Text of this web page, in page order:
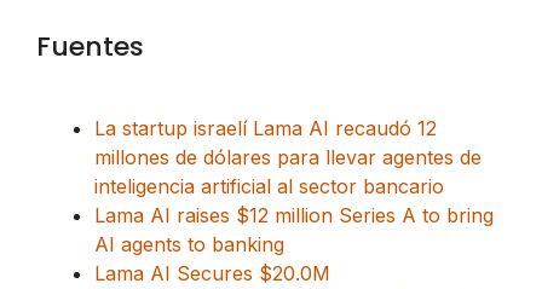
Fuentes
La startup israelí Lama AI recaudó 12
millones de dólares para llevar agentes de
inteligencia artificial al sector bancario
Lama AI raises $12 million Series A to bring
AI agents to banking
Lama AI Secures $20.0M